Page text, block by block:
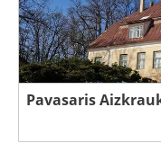
Pavasaris